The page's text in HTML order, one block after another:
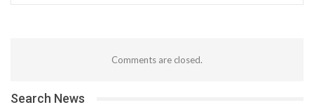
Comments are closed.
Search News